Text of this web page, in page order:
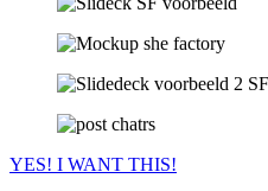
YES! I WANT THIS!